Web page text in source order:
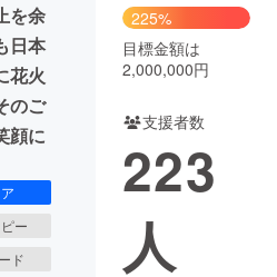
Good
CAMPFIRE Creation
納税machi-ya コミュニティ
を余
日本
花火
のご
顔に
ー
ド
225%
目標金額は
2,000,000円
支援者数
223
人